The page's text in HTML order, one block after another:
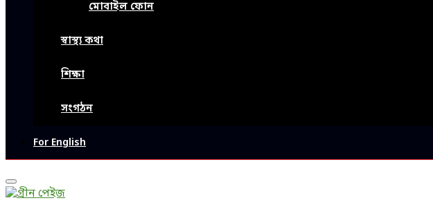
মোবাইল ফোন
স্বাস্থ্য কথা
শিক্ষা
সংগঠন
For English
Primary
Menu